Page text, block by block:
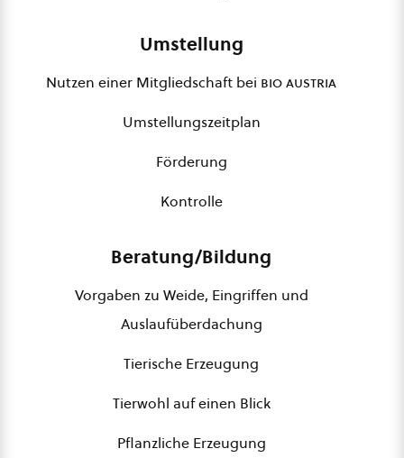
Umstellung
Nutzen einer Mitgliedschaft bei bio austria
Umstellungszeitplan
Förderung
Kontrolle
Beratung/Bildung
Vorgaben zu Weide, Eingriffen und
Auslaufüberdachung
Tierische Erzeugung
Tierwohl auf einen Blick
Pflanzliche Erzeugung